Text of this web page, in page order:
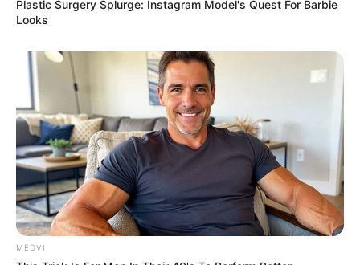
Plastic Surgery Splurge: Instagram Model's Quest For Barbie
Looks
MEDVI